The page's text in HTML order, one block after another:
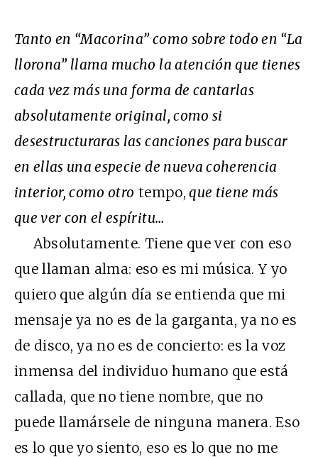
Tanto en “Macorina” como sobre todo en “La
llorona” llama mucho la atención que tienes
cada vez más una forma de cantarlas
absolutamente original, como si
desestructuraras las canciones para buscar
en ellas una especie de nueva coherencia
interior, como otro tempo, que tiene más
que ver con el espíritu…
Absolutamente. Tiene que ver con eso
que llaman alma: eso es mi música. Y yo
quiero que algún día se entienda que mi
mensaje ya no es de la garganta, ya no es
de disco, ya no es de concierto: es la voz
inmensa del individuo humano que está
callada, que no tiene nombre, que no
puede llamársele de ninguna manera. Eso
es lo que yo siento, eso es lo que no me